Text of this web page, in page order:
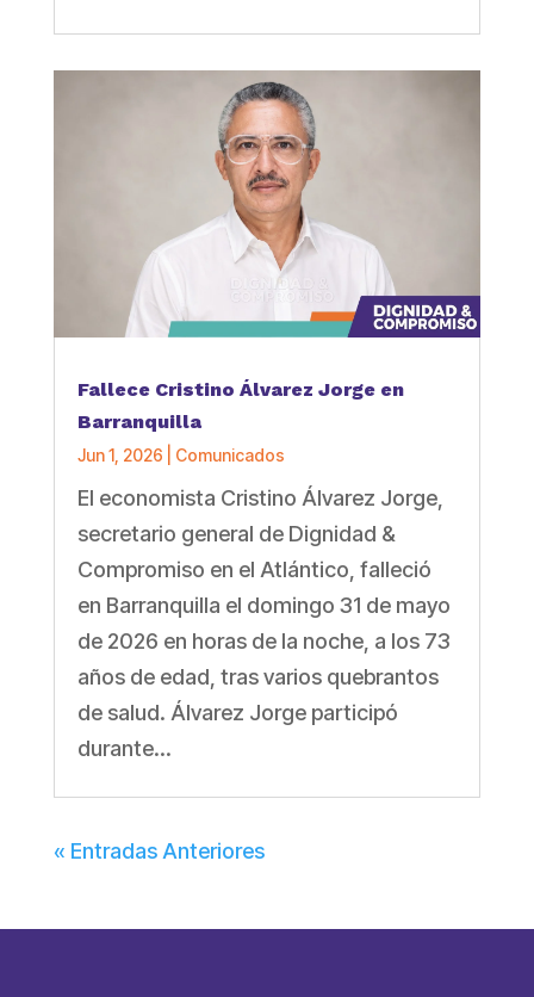
Fallece Cristino Álvarez Jorge en
Barranquilla
Jun 1, 2026 Comunicados
El economista Cristino Álvarez Jorge,
secretario general de Dignidad &
Compromiso en el Atlántico, falleció
en Barranquilla el domingo 31 de mayo
de 2026 en horas de la noche, a los 73
años de edad, tras varios quebrantos
de salud. Álvarez Jorge participó
durante...
« Entradas Anteriores